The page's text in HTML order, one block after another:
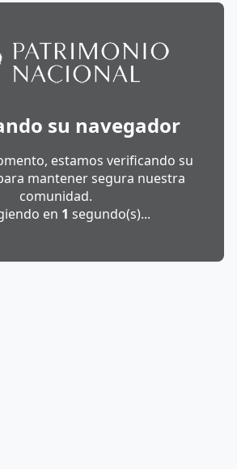
su navegador
estamos verificando su
mantener segura nuestra
comunidad.
en 1 segundo(s)...